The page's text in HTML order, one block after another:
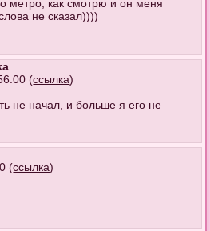
метро, как смотрю и он меня
не сказал))))
(ссылка)
не начал, и больше я его не
(ссылка)